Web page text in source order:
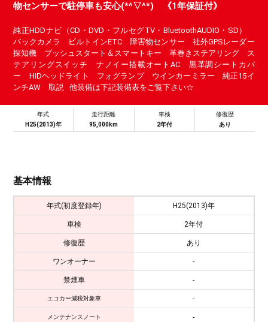
物センサーで駐停車も安心(*^▽^*) 《1年保証付》
純正HDDナビ（CD・DVD・フルセグTV・BluetoothAUDIO・SD）
バックカメラ ビルトインETC 障害物センサー 社外GPSレーダー
探知機 プッシュスタート＆スマートキー 革巻きステアリング ス
テアリングスイッチ ナノイー搭載オートAC 黒革調シートカバ
ー HIDヘッドライト フォグランプ ウインカーミラー 純正15イ
ンチAW 取説 他装備は下記装備表をご覧下さい☆
年式
H25(2013)年
走行距離
95,000km
車検
2年付
修復歴
あり
基本情報
年式(初度登録年) H25(2013)年
車検 2年付
修復歴 あり
ワンオーナー -
禁煙車 -
エコカー減税対象車 -
メンテナンスノート -